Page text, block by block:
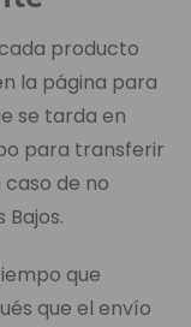
producto
la página para
se tarda en
para transferir
de no
que
que el envío